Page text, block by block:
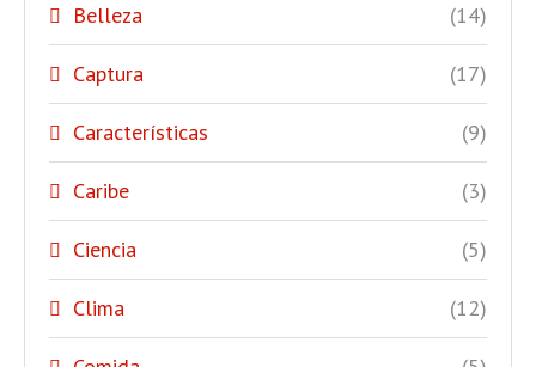
Belleza (14)
Captura (17)
Características (9)
Caribe (3)
Ciencia (5)
Clima (12)